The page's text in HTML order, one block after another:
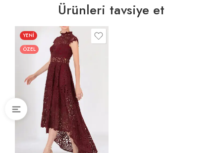
Ürünleri tavsiye et
YENİ
ÖZEL